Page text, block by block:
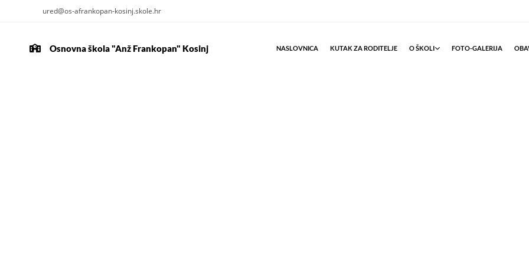
ured@os-afrankopan-kosinj.skole.hr
Osnovna škola "Anž Frankopan" Kosinj NASLOVNICA KUTAK ZA RODITELJE O ŠKOLI FOTO-GALERIJA